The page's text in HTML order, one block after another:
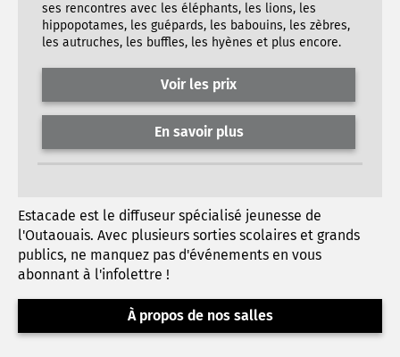
ses rencontres avec les éléphants, les lions, les
hippopotames, les guépards, les babouins, les zèbres,
les autruches, les buffles, les hyènes et plus encore.
Voir les prix
En savoir plus
Estacade est le diffuseur spécialisé jeunesse de
l'Outaouais. Avec plusieurs sorties scolaires et grands
publics, ne manquez pas d'événements en vous
abonnant à l'infolettre !
À propos de nos salles